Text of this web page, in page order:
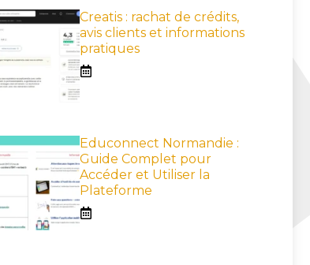
Creatis : rachat de crédits,
avis clients et informations
pratiques
Educonnect Normandie :
Guide Complet pour
Accéder et Utiliser la
Plateforme